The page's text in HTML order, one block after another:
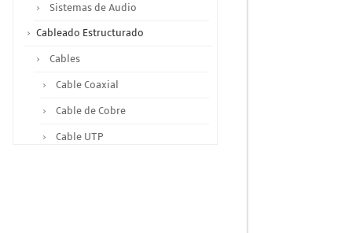
Sistemas de Audio
Cableado Estructurado
Cables
Cable Coaxial
Cable de Cobre
Cable UTP